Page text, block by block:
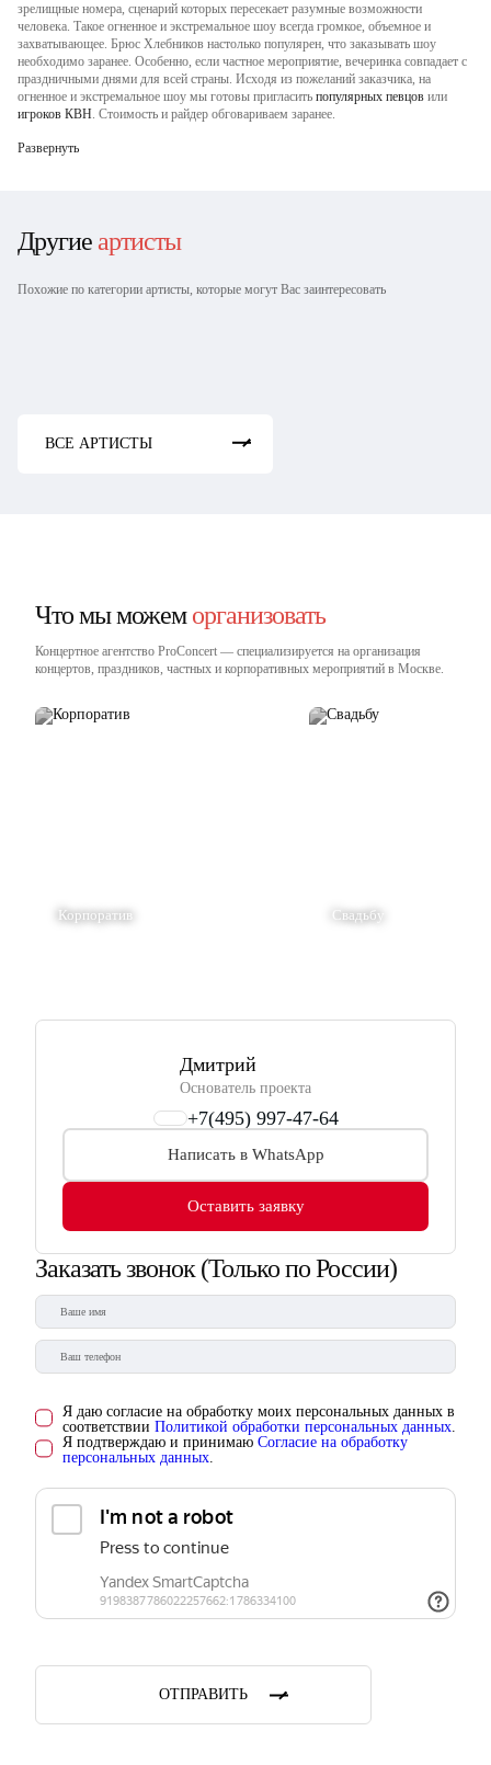
зрелищные номера, сценарий которых пересекает разумные возможности
человека. Такое огненное и экстремальное шоу всегда громкое, объемное и
захватывающее. Брюс Хлебников настолько популярен, что заказывать шоу
необходимо заранее. Особенно, если частное мероприятие, вечеринка совпадает с
праздничными днями для всей страны. Исходя из пожеланий заказчика, на
огненное и экстремальное шоу мы готовы пригласить популярных певцов или
игроков КВН. Стоимость и райдер обговариваем заранее.
Развернуть
Другие артисты
Похожие по категории артисты, которые могут Вас заинтересовать
ВСЕ АРТИСТЫ
Что мы можеморганизовать
Концертное агентство ProConcert — cпециализируется на организация
концертов, праздников, частных и корпоративных мероприятий в Москве.
Корпоратив Свадьбу
Дмитрий
Основатель проекта
+7(495) 997-47-64
Написать в WhatsApp
Оставить заявку
Заказать звонок (Только по России)
Я даю согласие на обработку моих персональных данных в
соответствии Политикой обработки персональных данных.
Я подтверждаю и принимаю Согласие на обработку
персональных данных.
ОТПРАВИТЬ